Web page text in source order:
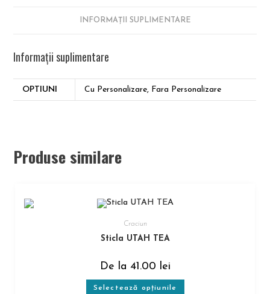
INFORMAȚII SUPLIMENTARE
Informații suplimentare
OPTIUNI Cu Personalizare, Fara Personalizare
Produse similare
Craciun
Sticla UTAH TEA
De la 41.00 lei
Selectează opțiunile